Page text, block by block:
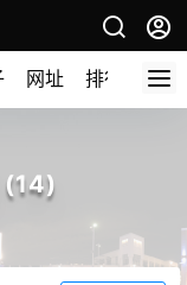
网址 排行榜
(14)